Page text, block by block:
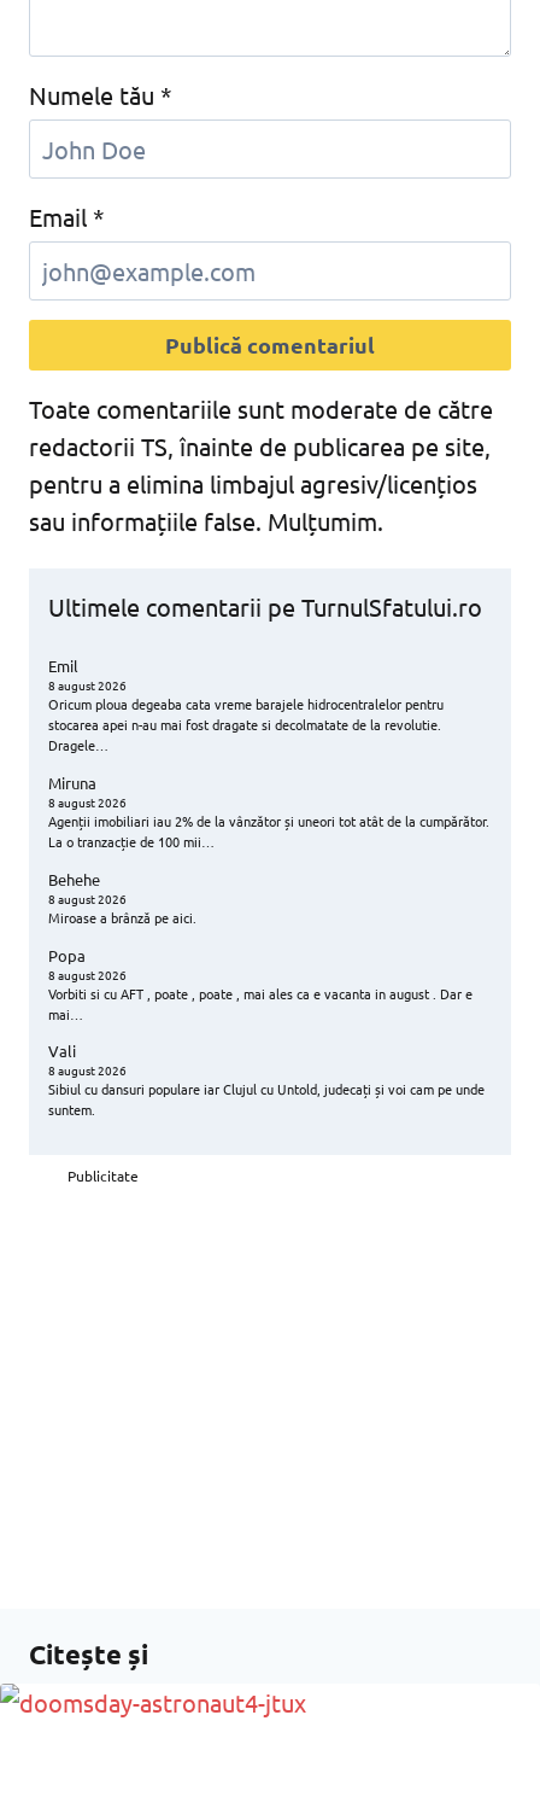
Numele tău *
Email *
Toate comentariile sunt moderate de către
redactorii TS, înainte de publicarea pe site,
pentru a elimina limbajul agresiv/licențios
sau informațiile false. Mulțumim.
Ultimele comentarii pe TurnulSfatului.ro
Emil
8 august 2026
Oricum ploua degeaba cata vreme barajele hidrocentralelor pentru
stocarea apei n-au mai fost dragate si decolmatate de la revolutie.
Dragele…
Miruna
8 august 2026
Agenții imobiliari iau 2% de la vânzător și uneori tot atât de la cumpărător.
La o tranzacție de 100 mii…
Behehe
8 august 2026
Miroase a brânză pe aici.
Popa
8 august 2026
Vorbiti si cu AFT , poate , poate , mai ales ca e vacanta in august . Dar e
mai…
Vali
8 august 2026
Sibiul cu dansuri populare iar Clujul cu Untold, judecați și voi cam pe unde
suntem.
Publicitate
Citește și